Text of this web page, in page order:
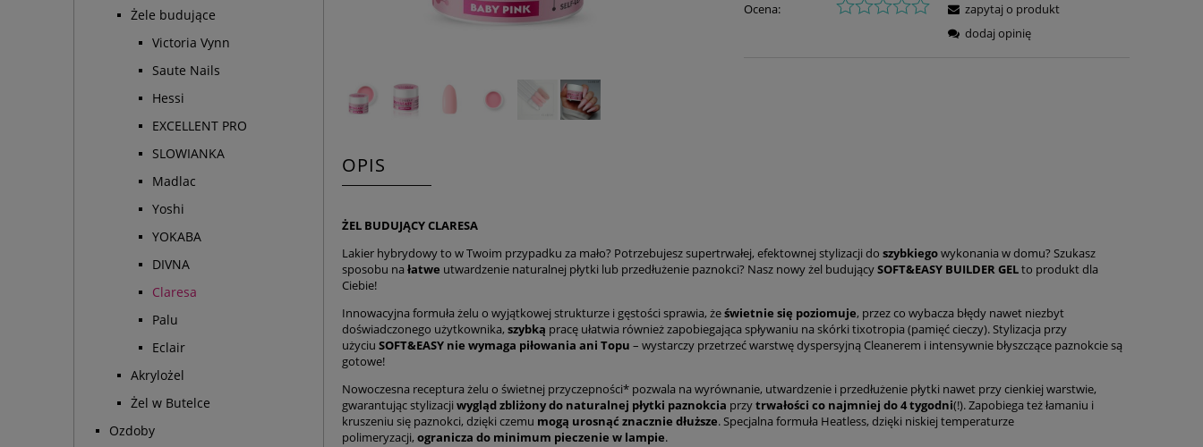
Żele budujące
Victoria Vynn
Saute Nails
Hessi
EXCELLENT PRO
SLOWIANKA
Madlac
Yoshi
YOKABA
DIVNA
Claresa
Palu
Eclair
Akrylożel
Żel w Butelce
Ozdoby
Ocena:
zapytaj o produkt
dodaj opinię
OPIS
ŻEL BUDUJĄCY CLARESA
Lakier hybrydowy to w Twoim przypadku za mało? Potrzebujesz supertrwałej, efektownej stylizacji do szybkiegowykonania w domu? Szukasz
sposobu na łatwe utwardzenie naturalnej płytki lub przedłużenie paznokci? Nasz nowy żel budującySOFT&EASY BUILDER GELto produkt dla
Ciebie!
Innowacyjna formuła żelu o wyjątkowej strukturze i gęstości sprawia, żeświetnie się poziomuje, przez co wybacza błędy nawet niezbyt
doświadczonego użytkownika, szybką pracę ułatwia również zapobiegająca spływaniu na skórki tixotropia (pamięć cieczy). Stylizacja przy
użyciu SOFT&EASY nie wymaga piłowania ani Topu – wystarczy przetrzeć warstwę dyspersyjną Cleanerem i intensywnie błyszczące paznokcie są
gotowe!
Nowoczesna receptura żelu o świetnej przyczepności* pozwala na wyrównanie, utwardzenie i przedłużenie płytki nawet przy cienkiej warstwie,
gwarantując stylizacji wygląd zbliżony do naturalnej płytki paznokcia przytrwałości co najmniej do 4 tygodni(!). Zapobiega też łamaniu i
kruszeniu się paznokci, dzięki czemu mogą urosnąć znacznie dłuższe. Specjalna formuła Heatless, dzięki niskiej temperaturze
polimeryzacji, ogranicza do minimum pieczenie w lampie.